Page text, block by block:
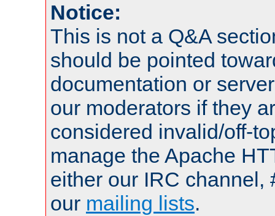
Notice:
This is not a Q&A
should be pointed
documentation or
our moderators if they
considered invalid/off-
manage the Apache
either our IRC channel,
our mailing lists.